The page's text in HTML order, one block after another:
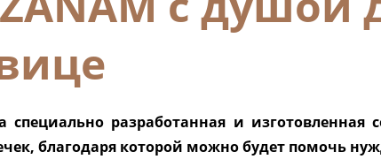
разработанная и изготовленная
благодаря которой можно будет помочь